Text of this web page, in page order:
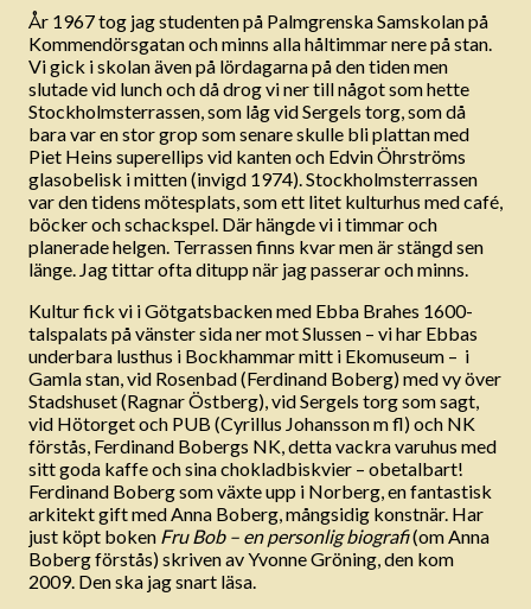
År 1967 tog jag studenten på Palmgrenska Samskolan på
Kommendörsgatan och minns alla håltimmar nere på stan.
Vi gick i skolan även på lördagarna på den tiden men
slutade vid lunch och då drog vi ner till något som hette
Stockholmsterrassen, som låg vid Sergels torg, som då
bara var en stor grop som senare skulle bli plattan med
Piet Heins superellips vid kanten och Edvin Öhrströms
glasobelisk i mitten (invigd 1974). Stockholmsterrassen
var den tidens mötesplats, som ett litet kulturhus med café,
böcker och schackspel. Där hängde vi i timmar och
planerade helgen. Terrassen finns kvar men är stängd sen
länge. Jag tittar ofta ditupp när jag passerar och minns.
Kultur fick vi i Götgatsbacken med Ebba Brahes 1600-
talspalats på vänster sida ner mot Slussen – vi har Ebbas
underbara lusthus i Bockhammar mitt i Ekomuseum – i
Gamla stan, vid Rosenbad (Ferdinand Boberg) med vy över
Stadshuset (Ragnar Östberg), vid Sergels torg som sagt,
vid Hötorget och PUB (Cyrillus Johansson m fl) och NK
förstås, Ferdinand Bobergs NK, detta vackra varuhus med
sitt goda kaffe och sina chokladbiskvier – obetalbart!
Ferdinand Boberg som växte upp i Norberg, en fantastisk
arkitekt gift med Anna Boberg, mångsidig konstnär. Har
just köpt boken Fru Bob – en personlig biografi(om Anna
Boberg förstås) skriven av Yvonne Gröning, den kom
2009. Den ska jag snart läsa.